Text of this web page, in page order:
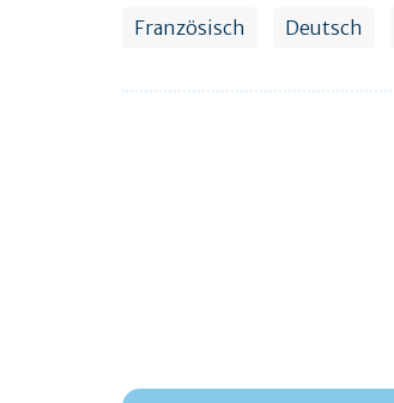
Französisch Deutsch